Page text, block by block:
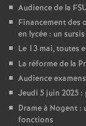
Audience de la
Financement des
en lycée : un
Le 13 mai, toutes
La réforme de la
Audience
Jeudi 5 juin 2025
Drame à Nogent :
fonctions